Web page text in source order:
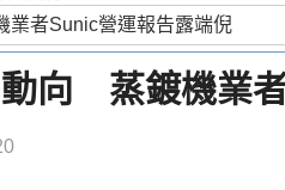
向 蒸鍍機業